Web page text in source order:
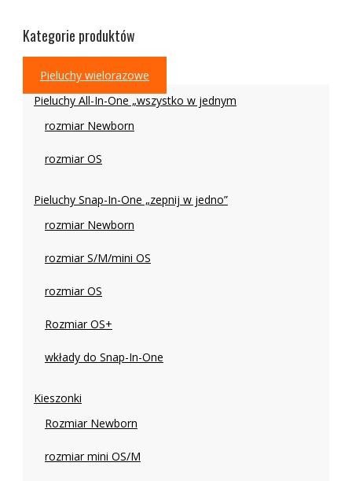
Kategorie produktów
Pieluchy wielorazowe
Pieluchy All-In-One „wszystko w jednym
rozmiar Newborn
rozmiar OS
Pieluchy Snap-In-One „zepnij w jedno”
rozmiar Newborn
rozmiar S/M/mini OS
rozmiar OS
Rozmiar OS+
wkłady do Snap-In-One
Kieszonki
Rozmiar Newborn
rozmiar mini OS/M